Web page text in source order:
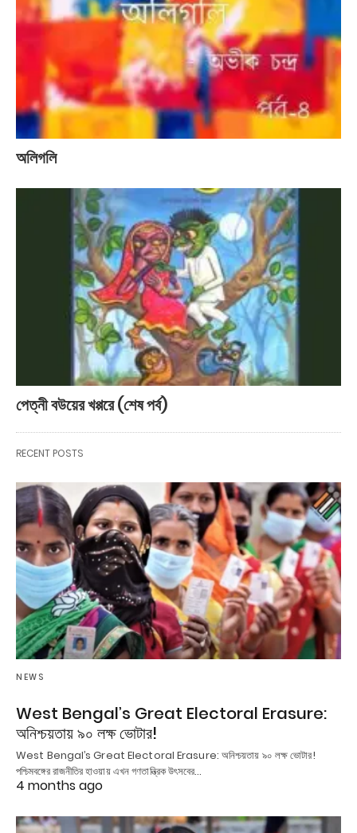
অলিগলি
পেত্নী বউয়ের খপ্পরে (শেষ পর্ব)
RECENT POSTS
NEWS
West Bengal’s Great Electoral Erasure:
অনিশ্চয়তায় ৯০ লক্ষ ভোটার!
West Bengal’s Great Electoral Erasure: অনিশ্চয়তায় ৯০ লক্ষ ভোটার!
পশ্চিমবঙ্গের রাজনীতির হাওয়ায় এখন গণতান্ত্রিক উৎসবের…
4 months ago